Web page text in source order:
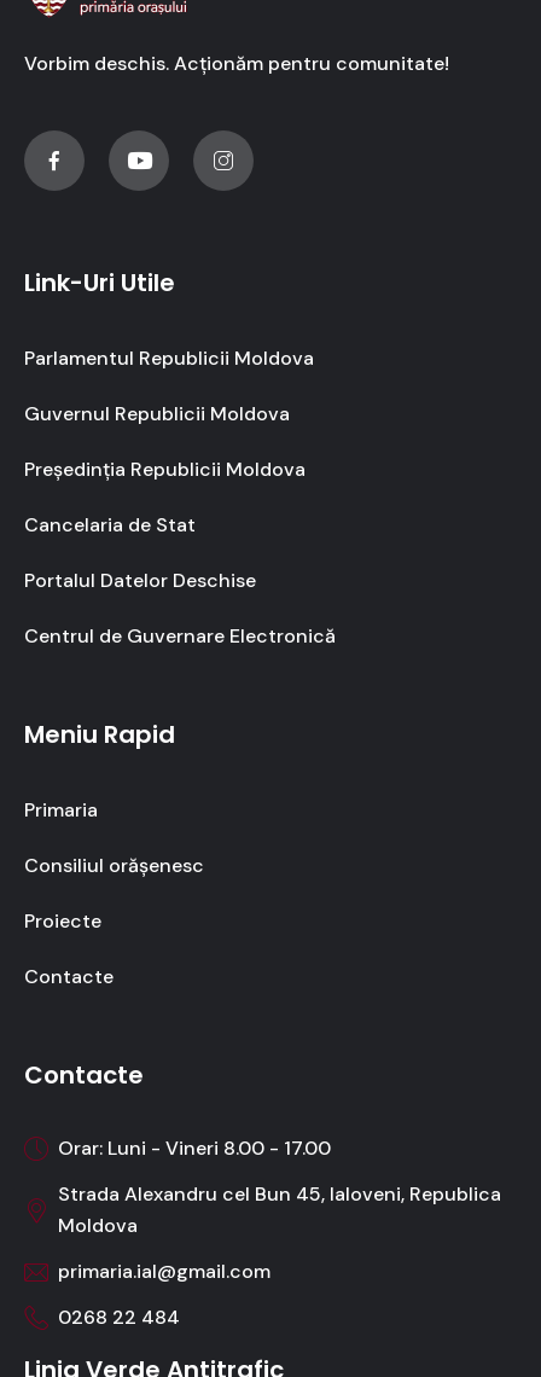
Vorbim deschis. Acționăm pentru comunitate!
Link-Uri Utile
Parlamentul Republicii Moldova
Guvernul Republicii Moldova
Președinția Republicii Moldova
Cancelaria de Stat
Portalul Datelor Deschise
Centrul de Guvernare Electronică
Meniu Rapid
Primaria
Consiliul orășenesc
Proiecte
Contacte
Contacte
Orar: Luni - Vineri 8.00 - 17.00
Strada Alexandru cel Bun 45, Ialoveni, Republica
Moldova
primaria.ial@gmail.com
0268 22 484
Linia Verde Antitrafic